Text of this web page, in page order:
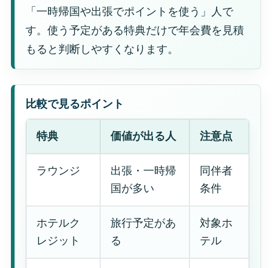
「一時帰国や出張でポイントを使う」人で
す。使う予定がある特典だけで年会費を見積
もると判断しやすくなります。
比較で見るポイント
特典 価値が出る人 注意点
ラウンジ
出張・一時帰
国が多い
同伴者
条件
ホテルク
レジット
旅行予定があ
る
対象ホ
テル